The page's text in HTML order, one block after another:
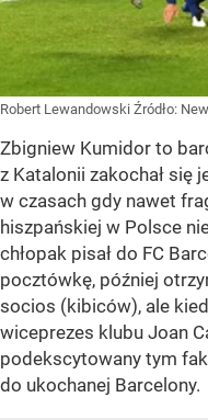
Robert Lewandowski Źródło:
Zbigniew Kumidor to
z Katalonii zakochał się
w czasach gdy nawet
hiszpańskiej w Polsce
chłopak pisał do FC
pocztówkę, później
socios (kibiców), ale
wiceprezes klubu Joan
podekscytowany tym
do ukochanej Barcelony.